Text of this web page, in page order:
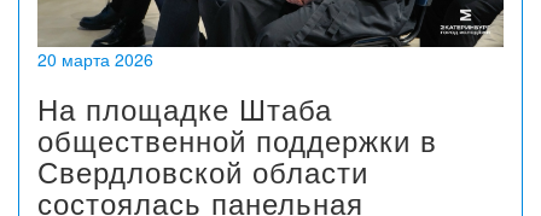
20 марта 2026
На площадке Штаба
общественной поддержки в
Свердловской области
состоялась панельная